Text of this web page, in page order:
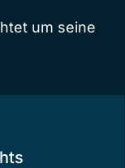
um seine